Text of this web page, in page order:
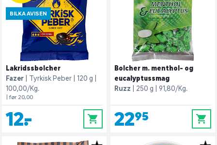
BILKA AVISEN
Lakridssbolcher
Fazer
Tyrkisk Peber
120 g
100,00/Kg.
| før 20,00
12,- 0
Bolcher m. menthol- og
eucalyptussmag
Ruzz
250 g 91,80/Kg.
22,95 0